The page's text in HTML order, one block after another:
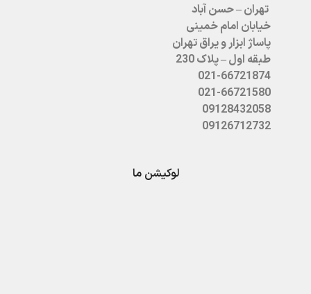
تهران – حسن آباد
خیابان امام خمینی
پاساژ ابزار و یراق تهران
طبقه اول – پلاک 230
021-66721874
021-66721580
09128432058
09126712732
لوکیشن ما